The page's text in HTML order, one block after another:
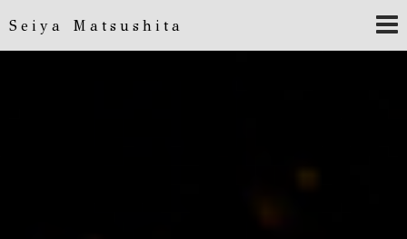
Seiya Matsushita